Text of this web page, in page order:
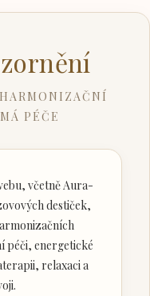
PÉČE
včetně Aura-
destiček,
péči, energetické
relaxaci a